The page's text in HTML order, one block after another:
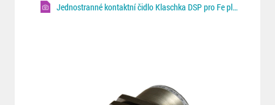
Jednostranné kontaktní čidlo Klaschka DSP pro Fe plechy